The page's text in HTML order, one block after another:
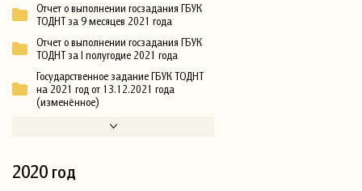
Отчет о выполнении госзадания ГБУК
ТОДНТ за 9 месяцев 2021 года
Отчет о выполнении госзадания ГБУК
ТОДНТ за I полугодие 2021 года
Государственное задание ГБУК ТОДНТ
на 2021 год от 13.12.2021 года
(изменённое)
2020 год